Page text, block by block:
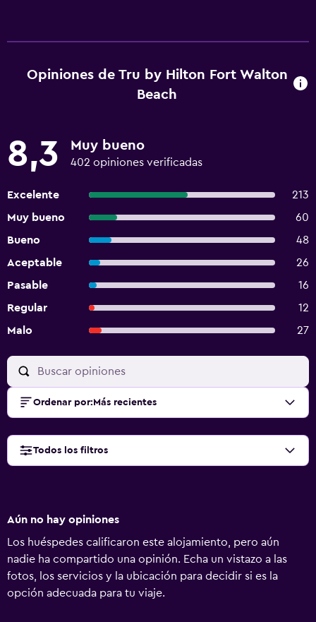
Opiniones de Tru by Hilton Fort Walton
Beach
8,3 Muy bueno
402 opiniones verificadas
Excelente
213
Muy bueno
60
Bueno
48
Aceptable
26
Pasable
16
Regular
12
Malo
27
Ordenar por: Más recientes
Todos los filtros
Aún no hay opiniones
Los huéspedes calificaron este alojamiento, pero aún
nadie ha compartido una opinión. Echa un vistazo a las
fotos, los servicios y la ubicación para decidir si es la
opción adecuada para tu viaje.